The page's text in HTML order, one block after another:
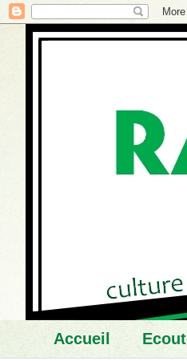
Accueil